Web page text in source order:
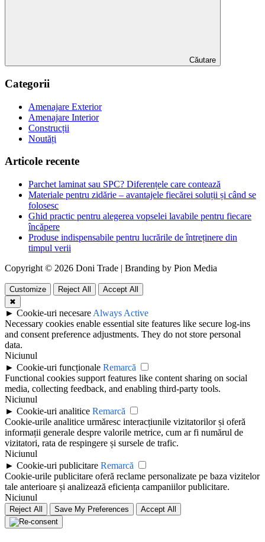
Căutare
Categorii
Amenajare Exterior
Amenajare Interior
Construcții
Noutăți
Articole recente
Parchet laminat sau SPC? Diferențele care contează
Materiale pentru zidărie – avantajele fiecărei soluții și când se
folosesc
Ghid practic pentru alegerea vopselei lavabile pentru fiecare
încăpere
Produse indispensabile pentru lucrările de întreținere din
timpul verii
Copyright © 2026 Doni Trade | Branding by Pion Media
Customize Reject All
Accept All
✖
► Cookie-uri necesare Always Active
Necessary cookies enable essential site features like secure log-ins
and consent preference adjustments. They do not store personal
data.
Niciunul
► Cookie-uri funcționale Remarcă
Functional cookies support features like content sharing on social
media, collecting feedback, and enabling third-party tools.
Niciunul
► Cookie-uri analitice Remarcă
Cookie-urile analitice urmăresc interacțiunile vizitatorilor și oferă
informații generale despre valorile metrice, cum ar fi numărul de
vizitatori, rata de respingere și sursele de trafic.
Niciunul
► Cookie-uri publicitare Remarcă
Cookie-urile publicitare oferă reclame personalizate pe baza vizitelor
tale anterioare și analizează eficiența campaniilor publicitare.
Niciunul
Reject All Save My Preferences Accept All